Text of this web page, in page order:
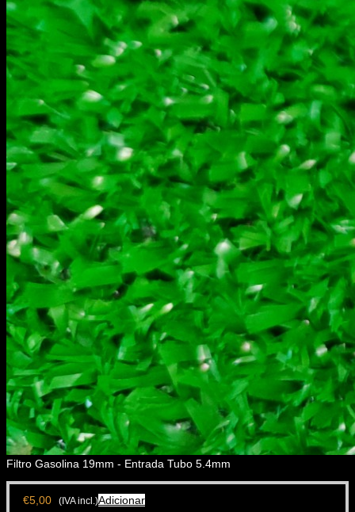
Filtro Gasolina 19mm - Entrada Tubo 5.4mm
€5,00 (IVA incl.)Adicionar